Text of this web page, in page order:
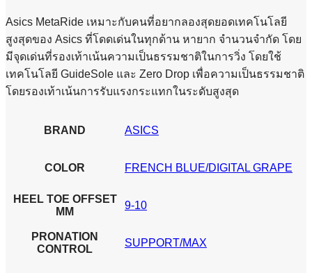
Asics MetaRide เหมาะกับคนที่อยากลองสุดยอดเทคโนโลยี
สูงสุดของ Asics ที่โดดเด่นในทุกด้าน หายาก จำนวนจำกัด โดย
มีจุดเด่นที่รองเท้าเน้นความเป็นธรรมชาติในการวิ่ง โดยใช้
เทคโนโลยี GuideSole และ Zero Drop เพื่อความเป็นธรรมชาติ
โดยรองเท้าเน้นการรับแรงกระแทกในระดับสูงสุด
BRAND ASICS
COLOR FRENCH BLUE/DIGITAL GRAPE
HEEL TOE OFFSET
MM
9-10
PRONATION
CONTROL
SUPPORT/MAX